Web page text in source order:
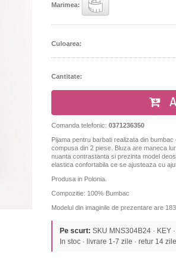
Marimea:
Culoarea:
Cantitate:
Comanda telefonic: 0371236350
Pijama pentru barbati realizata din
compusa din 2 piese. Bluza are maneca
nuanta contrastanta si prezinta model
elastica confortabila ce se ajusteaza cu
Produsa in Polonia.
Compozitie: 100% Bumbac
Modelul din imaginile de prezentare are
Pe scurt: SKU MNS304B24 · KEY
In stoc · livrare 1-7 zile · retur 14 zile